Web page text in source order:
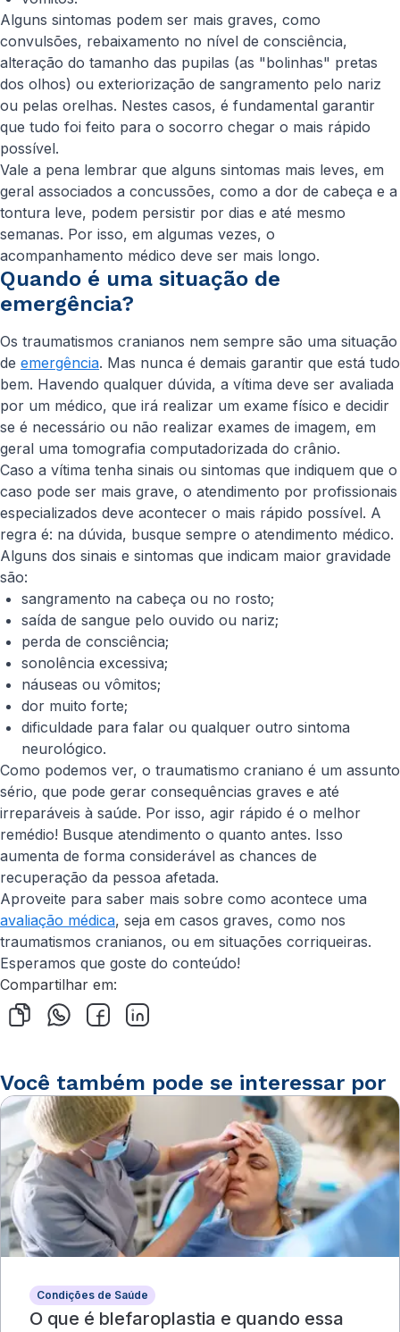
Alguns sintomas podem ser mais graves, como
convulsões, rebaixamento no nível de consciência,
alteração do tamanho das pupilas (as "bolinhas" pretas
dos olhos) ou exteriorização de sangramento pelo nariz
ou pelas orelhas. Nestes casos, é fundamental garantir
que tudo foi feito para o socorro chegar o mais rápido
possível.
Vale a pena lembrar que alguns sintomas mais leves, em
geral associados a concussões, como a dor de cabeça e a
tontura leve, podem persistir por dias e até mesmo
semanas. Por isso, em algumas vezes, o
acompanhamento médico deve ser mais longo.
Quando é uma situação de
emergência?
Os traumatismos cranianos nem sempre são uma situação
de emergência. Mas nunca é demais garantir que está tudo
bem. Havendo qualquer dúvida, a vítima deve ser avaliada
por um médico, que irá realizar um exame físico e decidir
se é necessário ou não realizar exames de imagem, em
geral uma tomografia computadorizada do crânio.
Caso a vítima tenha sinais ou sintomas que indiquem que o
caso pode ser mais grave, o atendimento por profissionais
especializados deve acontecer o mais rápido possível. A
regra é: na dúvida, busque sempre o atendimento médico.
Alguns dos sinais e sintomas que indicam maior gravidade
são:
sangramento na cabeça ou no rosto;
saída de sangue pelo ouvido ou nariz;
perda de consciência;
sonolência excessiva;
náuseas ou vômitos;
dor muito forte;
dificuldade para falar ou qualquer outro sintoma
neurológico.
Como podemos ver, o traumatismo craniano é um assunto
sério, que pode gerar consequências graves e até
irreparáveis à saúde. Por isso, agir rápido é o melhor
remédio! Busque atendimento o quanto antes. Isso
aumenta de forma considerável as chances de
recuperação da pessoa afetada.
Aproveite para saber mais sobre como acontece uma
avaliação médica, seja em casos graves, como nos
traumatismos cranianos, ou em situações corriqueiras.
Esperamos que goste do conteúdo!
Compartilhar em:
Você também pode se interessar por
Condições de Saúde
O que é blefaroplastia e quando essa